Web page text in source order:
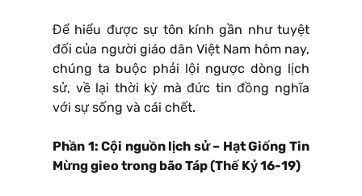
Để hiểu được sự tôn kính gần như tuyệt
đối của người giáo dân Việt Nam hôm nay,
chúng ta buộc phải lội ngược dòng lịch
sử, về lại thời kỳ mà đức tin đồng nghĩa
với sự sống và cái chết.
Phần 1: Cội nguồn lịch sử – Hạt Giống Tin
Mừng gieo trong bão Táp (Thế Kỷ 16-19)